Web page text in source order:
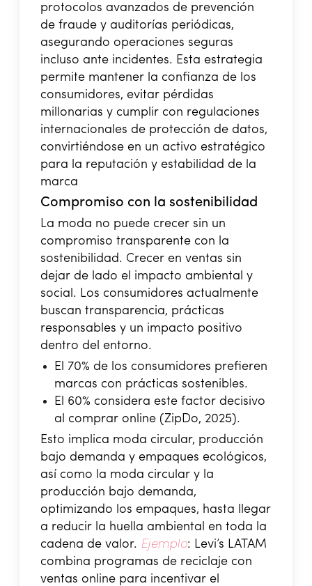
protocolos avanzados de prevención
de fraude y auditorías periódicas,
asegurando operaciones seguras
incluso ante incidentes. Esta estrategia
permite mantener la confianza de los
consumidores, evitar pérdidas
millonarias y cumplir con regulaciones
internacionales de protección de datos,
convirtiéndose en un activo estratégico
para la reputación y estabilidad de la
marca
Compromiso con la sostenibilidad
La moda no puede crecer sin un
compromiso transparente con la
sostenibilidad. Crecer en ventas sin
dejar de lado el impacto ambiental y
social. Los consumidores actualmente
buscan transparencia, prácticas
responsables y un impacto positivo
dentro del entorno.
El 70% de los consumidores prefieren
marcas con prácticas sostenibles.
El 60% considera este factor decisivo
al comprar online (ZipDo, 2025).
Esto implica moda circular, producción
bajo demanda y empaques ecológicos,
así como la moda circular y la
producción bajo demanda,
optimizando los empaques, hasta llegar
a reducir la huella ambiental en toda la
cadena de valor. Ejemplo: Levi’s LATAM
combina programas de reciclaje con
ventas online para incentivar el